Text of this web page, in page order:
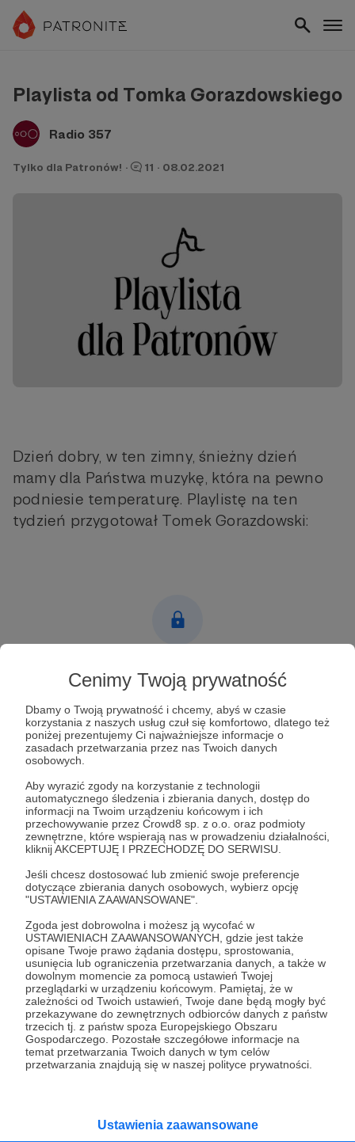
Cenimy Twoją prywatność
Dbamy o Twoją prywatność i chcemy, abyś w czasie
korzystania z naszych usług czuł się komfortowo, dlatego też
poniżej prezentujemy Ci najważniejsze informacje o
zasadach przetwarzania przez nas Twoich danych
osobowych.
Aby wyrazić zgody na korzystanie z technologii
automatycznego śledzenia i zbierania danych, dostęp do
informacji na Twoim urządzeniu końcowym i ich
przechowywanie przez Crowd8 sp. z o.o. oraz podmioty
zewnętrzne, które wspierają nas w prowadzeniu działalności,
kliknij AKCEPTUJĘ I PRZECHODZĘ DO SERWISU.
Jeśli chcesz dostosować lub zmienić swoje preferencje
dotyczące zbierania danych osobowych, wybierz opcję
"USTAWIENIA ZAAWANSOWANE".
Zgoda jest dobrowolna i możesz ją wycofać w
USTAWIENIACH ZAAWANSOWANYCH, gdzie jest także
opisane Twoje prawo żądania dostępu, sprostowania,
usunięcia lub ograniczenia przetwarzania danych, a także w
dowolnym momencie za pomocą ustawień Twojej
przeglądarki w urządzeniu końcowym. Pamiętaj, że w
zależności od Twoich ustawień, Twoje dane będą mogły być
przekazywane do zewnętrznych odbiorców danych z państw
trzecich tj. z państw spoza Europejskiego Obszaru
Gospodarczego. Pozostałe szczegółowe informacje na
temat przetwarzania Twoich danych w tym celów
przetwarzania znajdują się w naszej polityce prywatności.
Ustawienia zaawansowane
Playlista od Tomka Gorazdowskiego
Radio 357
Tylko dla Patronów! · 11 · 08.02.2021
Dzień dobry, w ten zimny, śnieżny dzień
mamy dla Państwa muzykę, która na pewno
podniesie temperaturę. Playlistę na ten
tydzień przygotował Tomek Gorazdowski:
Post dostępny tylko dla Patronów
Zostań Patronem
Zaloguj się
Gorazdowski Tomek Gorazdowski playlista
Udostępnij
Radio 357
Zobacz profil autora